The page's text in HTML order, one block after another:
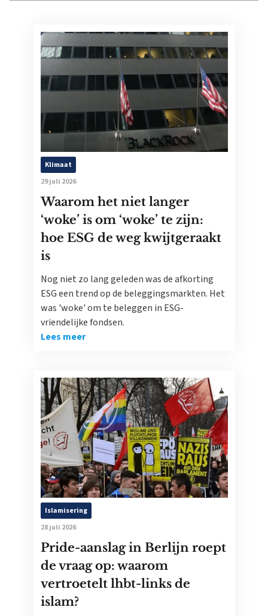
Klimaat
29 juli 2026
Waarom het niet langer
‘woke’ is om ‘woke’ te zijn:
hoe ESG de weg kwijtgeraakt
is
Nog niet zo lang geleden was de afkorting
ESG een trend op de beleggingsmarkten. Het
was 'woke' om te beleggen in ESG-
vriendelijke fondsen.
Lees meer
Islamisering
28 juli 2026
Pride-aanslag in Berlijn roept
de vraag op: waarom
vertroetelt lhbt-links de
islam?